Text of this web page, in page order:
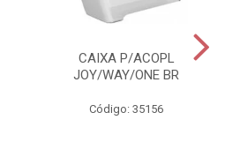
CAIXA P/ACOPL
JOY/WAY/ONE BR
Código: 35156